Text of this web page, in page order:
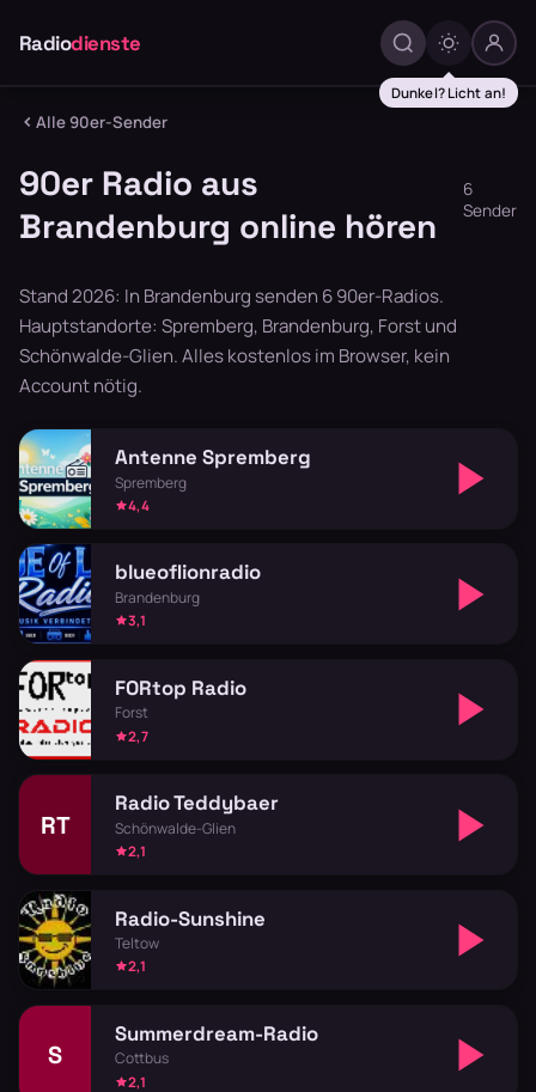
Radiodienste
Dunkel? Licht an!
Alle 90er-Sender
90er Radio aus
Brandenburg online hören
6
Sender
Stand 2026: In Brandenburg senden 6 90er-Radios.
Hauptstandorte: Spremberg, Brandenburg, Forst und
Schönwalde-Glien. Alles kostenlos im Browser, kein
Account nötig.
Antenne Spremberg
Spremberg
4,4
blueoflionradio
Brandenburg
3,1
FORtop Radio
Forst
2,7
RT
Radio Teddybaer
Schönwalde-Glien
2,1
Radio-Sunshine
Teltow
2,1
S
Summerdream-Radio
Cottbus
2,1